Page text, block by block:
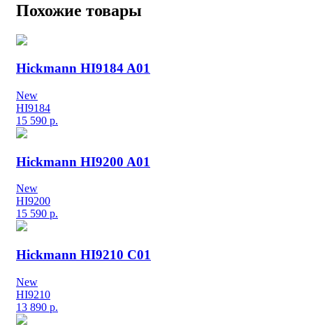
Похожие товары
Hickmann HI9184 A01
New
HI9184
15 590 р.
Hickmann HI9200 A01
New
HI9200
15 590 р.
Hickmann HI9210 C01
New
HI9210
13 890 р.